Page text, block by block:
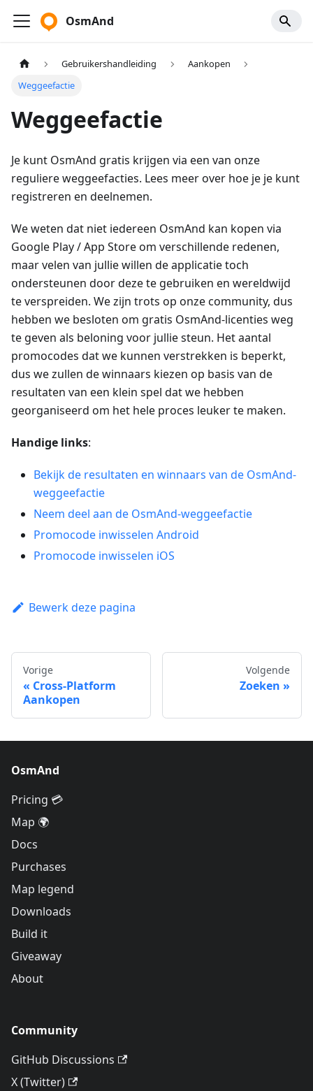
OsmAnd
Gebruikershandleiding
Aankopen
Weggeefactie
Weggeefactie
Je kunt OsmAnd gratis krijgen via een van onze
reguliere weggeefacties. Lees meer over hoe je je kunt
registreren en deelnemen.
We weten dat niet iedereen OsmAnd kan kopen via
Google Play / App Store om verschillende redenen,
maar velen van jullie willen de applicatie toch
ondersteunen door deze te gebruiken en wereldwijd
te verspreiden. We zijn trots op onze community, dus
hebben we besloten om gratis OsmAnd-licenties weg
te geven als beloning voor jullie steun. Het aantal
promocodes dat we kunnen verstrekken is beperkt,
dus we zullen de winnaars kiezen op basis van de
resultaten van een klein spel dat we hebben
georganiseerd om het hele proces leuker te maken.
Handige links:
Bekijk de resultaten en winnaars van de OsmAnd-
weggeefactie
Neem deel aan de OsmAnd-weggeefactie
Promocode inwisselen Android
Promocode inwisselen iOS
Bewerk deze pagina
Vorige
Cross-Platform
Aankopen
Volgende
Zoeken
OsmAnd
Pricing 💳
Map 🌍
Docs
Purchases
Map legend
Downloads
Build it
Giveaway
About
Community
GitHub Discussions
X (Twitter)